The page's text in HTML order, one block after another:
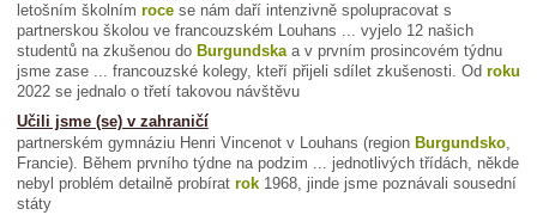
letošním školním rocese nám daří intenzivně spolupracovat s
partnerskou školou ve francouzském Louhans ... vyjelo 12 našich
studentů na zkušenou do Burgundskaa v prvním prosincovém týdnu
jsme zase ... francouzské kolegy, kteří přijeli sdílet zkušenosti. Od roku
2022 se jednalo o třetí takovou návštěvu
Učili jsme (se) v zahraničí
partnerském gymnáziu Henri Vincenot v Louhans (region Burgundsko,
Francie). Během prvního týdne na podzim ... jednotlivých třídách, někde
nebyl problém detailně probírat rok1968, jinde jsme poznávali sousední
státy